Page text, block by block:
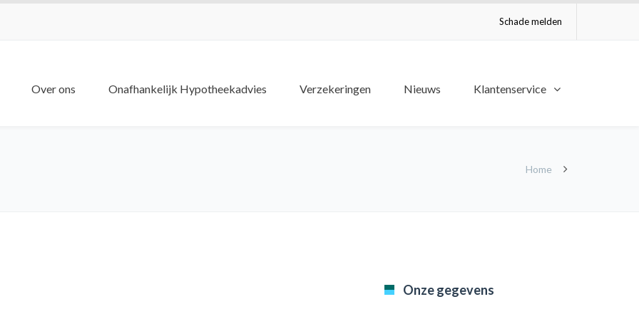
Schade melden
Over ons Onafhankelijk Hypotheekadvies Verzekeringen Nieuws Klantenservice
Home
Onze gegevens